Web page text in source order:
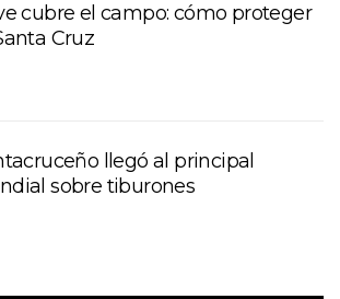
cubre el campo: cómo proteger
Cruz
llegó al principal
sobre tiburones